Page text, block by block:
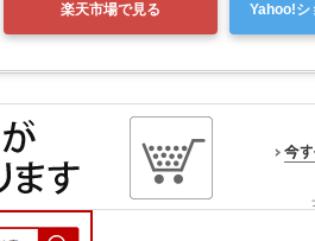
楽天市場で見る Yahoo!シ